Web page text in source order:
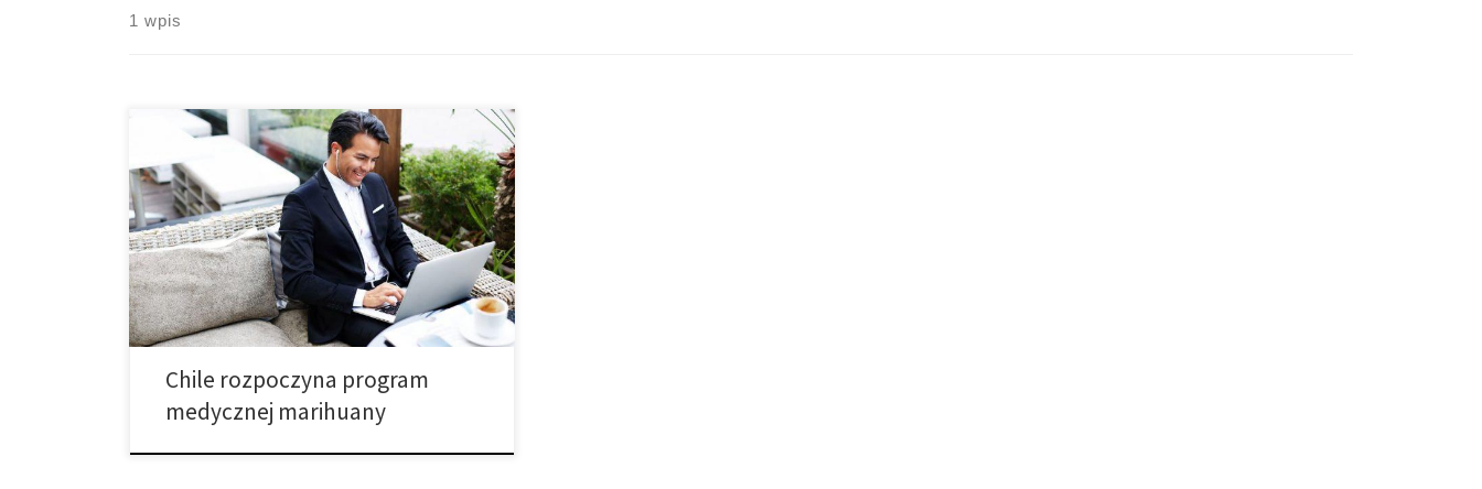
1 wpis
Program zostanie uruchomiony w środę w dwóch
aptekach w stolicy Chile. SANTIAGO, Chile – Chile stało
się pierwszym krajem w Ameryce Łacińskiej, który
rozpoczął sprzedaż medycznej marihuany w
aptekach. Program pilotażowy rozpocznie się w środę
w dwóch aptekach w stolicy Chile, które będą
sprzedawać leki chroniące przed bólem T100 i […]
Chile rozpoczyna program
medycznej marihuany